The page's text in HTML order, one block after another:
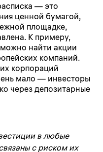
— это
ценной бумагой,
площадке,
К примеру,
найти акции
компаний.
корпораций
мало — инвесторы
через депозитарные
в любые
с риском их